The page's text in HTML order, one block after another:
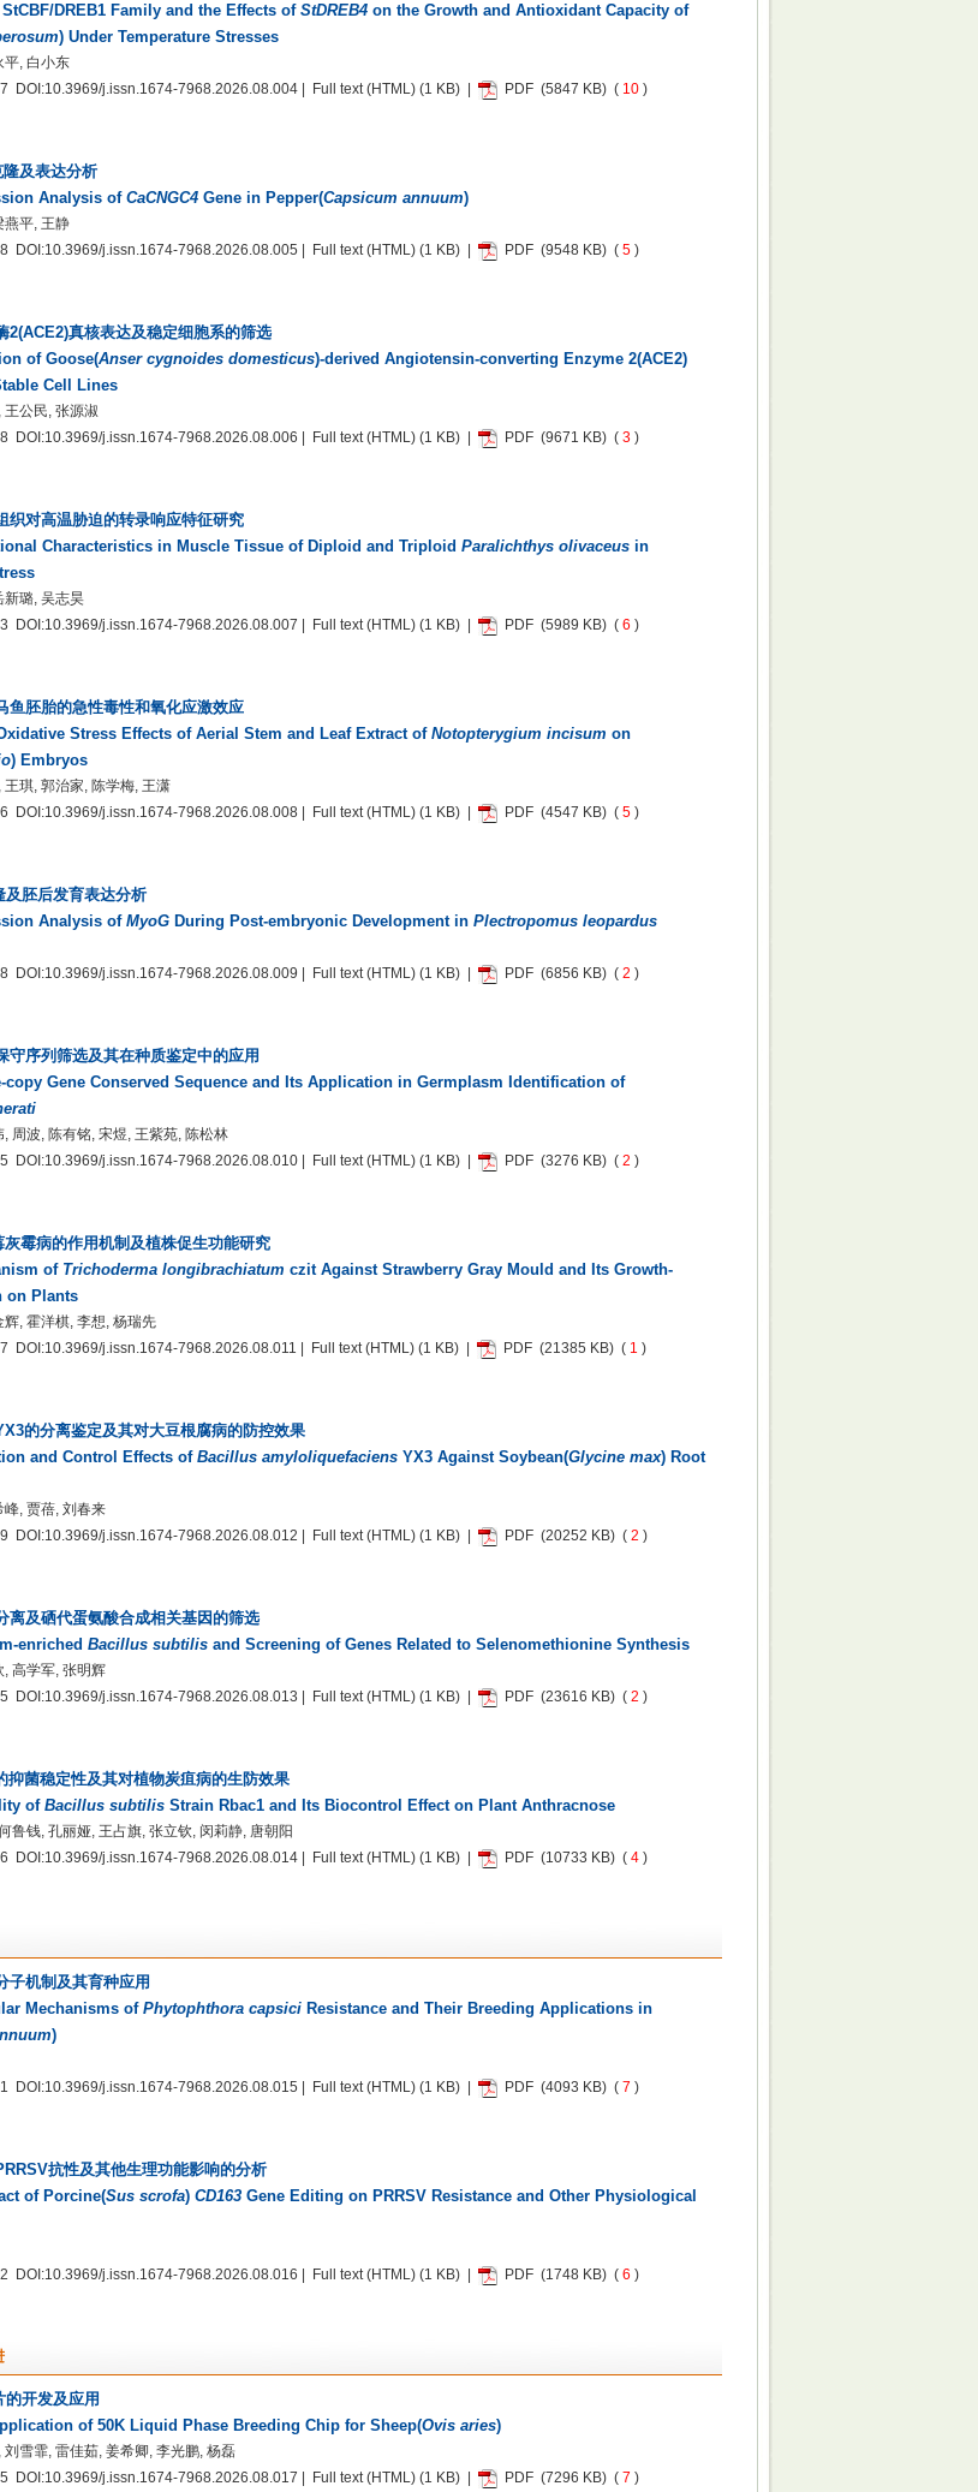
DREB1 Family and the Effects of StDREB4on the Growth and Antioxidant Capacity of
) Under Temperature Stresses
平, 白小东
DOI:10.3969/j.issn.1674-7968.2026.08.004| Full text(HTML)(1 KB) | PDF(5847 KB) ( 10 )
及表达分析
Analysis of CaCNGC4Gene in Pepper(Capsicum annuum)
燕平, 王静
DOI:10.3969/j.issn.1674-7968.2026.08.005 | Full text(HTML)(1 KB) | PDF(9548 KB) ( 5 )
2(ACE2)真核表达及稳定细胞系的筛选
of Goose(Anser cygnoides domesticus)-derived Angiotensin-converting Enzyme 2(ACE2)
Cell Lines
王公民, 张源淑
DOI:10.3969/j.issn.1674-7968.2026.08.006 | Full text(HTML)(1 KB) | PDF(9671 KB) ( 3 )
织对高温胁迫的转录响应特征研究
Characteristics in Muscle Tissue of Diploid and Triploid Paralichthys olivaceusin
新璐, 吴志昊
DOI:10.3969/j.issn.1674-7968.2026.08.007 | Full text(HTML)(1 KB) | PDF(5989 KB) ( 6 )
鱼胚胎的急性毒性和氧化应激效应
Stress Effects of Aerial Stem and Leaf Extract of Notopterygium incisum on
) Embryos
琪, 郭治家, 陈学梅, 王潇
DOI:10.3969/j.issn.1674-7968.2026.08.008| Full text(HTML)(1 KB) | PDF(4547 KB) ( 5 )
及胚后发育表达分析
Analysis of MyoGDuring Post-embryonic Development in Plectropomus leopardus
DOI:10.3969/j.issn.1674-7968.2026.08.009 | Full text(HTML)(1 KB) | PDF(6856 KB) ( 2 )
守序列筛选及其在种质鉴定中的应用
Gene Conserved Sequence and Its Application in Germplasm Identification of
周波, 陈有铭, 宋煜, 王紫苑, 陈松林
DOI:10.3969/j.issn.1674-7968.2026.08.010| Full text(HTML)(1 KB) | PDF(3276 KB) ( 2 )
霉病的作用机制及植株促生功能研究
of Trichoderma longibrachiatum czit Against Strawberry Gray Mould and Its Growth-
on Plants
, 霍洋棋, 李想, 杨瑞先
DOI:10.3969/j.issn.1674-7968.2026.08.011 | Full text(HTML)(1 KB) | PDF(21385 KB) ( 1 )
的分离鉴定及其对大豆根腐病的防控效果
and Control Effects of Bacillus amyloliquefaciensYX3 Against Soybean(Glycine max) Root
, 贾蓓, 刘春来
DOI:10.3969/j.issn.1674-7968.2026.08.012 | Full text(HTML)(1 KB) | PDF(20252 KB) ( 2 )
离及硒代蛋氨酸合成相关基因的筛选
enriched Bacillus subtilisand Screening of Genes Related to Selenomethionine Synthesis
高学军, 张明辉
DOI:10.3969/j.issn.1674-7968.2026.08.013 | Full text(HTML)(1 KB) | PDF(23616 KB) ( 2 )
抑菌稳定性及其对植物炭疽病的生防效果
ofBacillus subtilisStrain Rbac1 and Its Biocontrol Effect on Plant Anthracnose
鲁钱, 孔丽娅, 王占旗, 张立钦, 闵莉静, 唐朝阳
DOI:10.3969/j.issn.1674-7968.2026.08.014| Full text(HTML)(1 KB) | PDF(10733 KB) ( 4 )
子机制及其育种应用
Mechanisms of Phytophthora capsiciResistance and Their Breeding Applications in
)
DOI:10.3969/j.issn.1674-7968.2026.08.015 | Full text(HTML)(1 KB) | PDF(4093 KB) ( 7 )
抗性及其他生理功能影响的分析
of Porcine(Sus scrofa) CD163Gene Editing on PRRSV Resistance and Other Physiological
DOI:10.3969/j.issn.1674-7968.2026.08.016 | Full text(HTML)(1 KB) | PDF(1748 KB) ( 6 )
开发及应用
of 50K Liquid Phase Breeding Chip for Sheep(Ovis aries)
雪霏, 雷佳茹, 姜希卿, 李光鹏, 杨磊
DOI:10.3969/j.issn.1674-7968.2026.08.017 | Full text(HTML)(1 KB) | PDF(7296 KB) ( 7 )